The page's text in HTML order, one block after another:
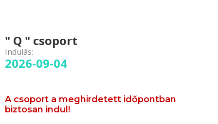
" Q " csoport
Indulás:
2026-09-04
A csoport a meghirdetett időpontban
biztosan indul!